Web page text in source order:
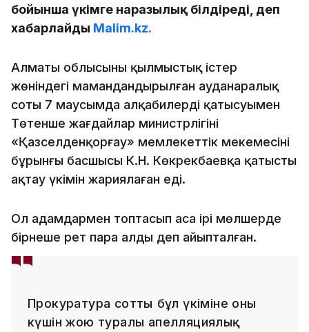
бойынша үкімге наразылық білдіреді, деп
хабарлайды Malim.kz.
Алматы облысының қылмыстық істер
жөніндегі мамандандырылған ауданаралық
соты 7 маусымда алқабилердің қатысуымен
Төтенше жағдайлар министрлігінің
«Қазселденқорғау» мемлекеттік мекемесінің
бұрынғы басшысы К.Н. Көкрекбаевқа қатысты
ақтау үкімін жариялаған еді.
Ол адамдармен топтасып аса ірі мөлшерде
бірнеше рет пара алды деп айыпталған.
Прокуратура соттың бұл үкіміне оның
күшін жою туралы апелляциялық